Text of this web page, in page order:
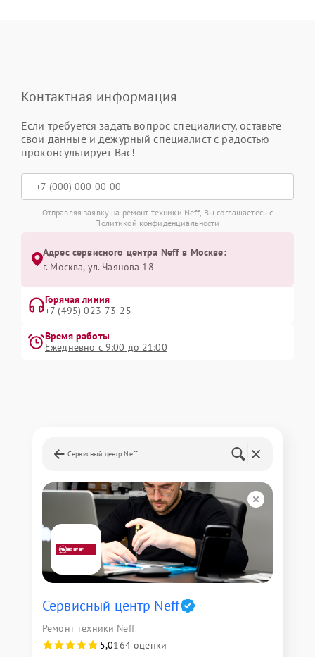
Контактная информация
Если требуется задать вопрос специалисту, оставьте
свои данные и дежурный специалист с радостью
проконсультирует Вас!
Отправляя заявку на ремонт техники Neff, Вы соглашаетесь с
Политикой конфиденциальности
Адрес сервисного центра Neff в Москве:
г. Москва, ул. Чаянова 18
Горячая линия
+7 (495) 023-73-25
Время работы
Ежедневно с 9:00 до 21:00
Сервисный центр Neff
Сервисный центр Neff
Ремонт техники Neff
5,0164 оценки